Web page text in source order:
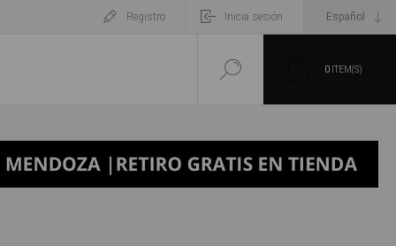
Registro Inicia sesión
0 ITEM(S)